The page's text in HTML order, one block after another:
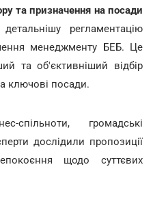
та призначення на посади
регламентацію
менеджменту БЕБ. Це
та об'єктивніший відбір
ключові посади.
спільноти, громадські
дослідили пропозиції
щодо суттєвих